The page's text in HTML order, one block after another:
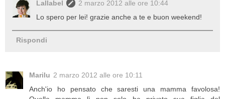
Lallabel
2 marzo 2012 alle ore 10:44
Lo spero per lei! grazie anche a te e buon weekend!
Rispondi
Marilu 2 marzo 2012 alle ore 10:11
Anch'io ho pensato che saresti una mamma favolosa!